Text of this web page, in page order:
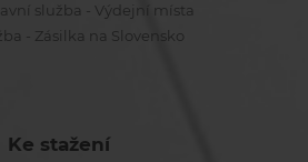
služba - Výdejní místa
- Zásilka na Slovensko
Ke stažení